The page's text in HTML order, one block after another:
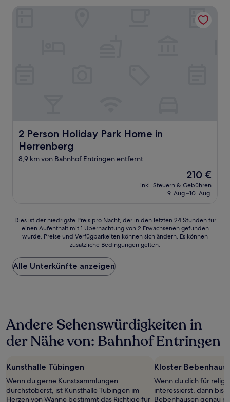
2 Person Holiday Park Home in
Herrenberg
2 Person Holiday Park Home in Herrenberg
8,9 km von Bahnhof Entringen entfernt
Der
Preis
beträgt
210 €
inkl. Steuern & Gebühren
9. Aug.–10. Aug.
Dies
der
Preis
pro
Nacht,
24 Stunden
für
einen
1 Übernachtung
von
2 Erwachsenen
gefunden
Dies ist der niedrigste Preis pro Nacht, der in den letzten 24 Stunden für
einen Aufenthalt mit 1 Übernachtung von 2 Erwachsenen gefunden
wurde. Preise und Verfügbarkeiten können sich ändern. Es können
zusätzliche Bedingungen gelten.
Alle Unterkünfte anzeigen
Andere Sehenswürdigkeiten in
der Nähe von: Bahnhof Entringen
Kunsthalle Tübingen
Wenn du gerne Kunstsammlungen
durchstöberst, ist Kunsthalle Tübingen im
Herzen von Wanne bestimmt das Richtige für
Kloster
Wenn du dich für
interessierst, dann bist
Bebenhausen genau